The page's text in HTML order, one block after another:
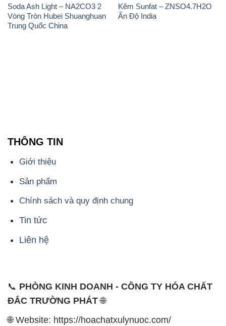
Soda Ash Light – NA2CO3 2
Vòng Tròn Hubei Shuanghuan
Trung Quốc China
Kẽm Sunfat – ZNSO4.7H2O
Ấn Độ India
THÔNG TIN
Giới thiệu
Sản phẩm
Chính sách và quy định chung
Tin tức
Liên hệ
📞 PHÒNG KINH DOANH - CÔNG TY HÓA CHẤT
ĐẮC TRƯỜNG PHÁT🌐
🌐 Website: https://hoachatxulynuoc.com/